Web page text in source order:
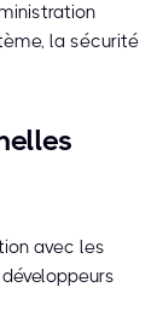
la sécurité
avec les